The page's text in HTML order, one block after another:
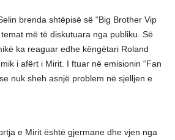
brenda shtëpisë së “Big Brother Vip
më të diskutuara nga publiku. Së
ka reaguar edhe këngëtari Roland
i afërt i Mirit. I ftuar në emisionin “Fan
nuk sheh asnjë problem në sjelljen e
e Mirit është gjermane dhe vjen nga